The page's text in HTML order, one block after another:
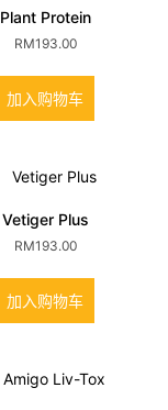
Plant Protein
RM193.00
加入购物车
Vetiger Plus
RM193.00
加入购物车